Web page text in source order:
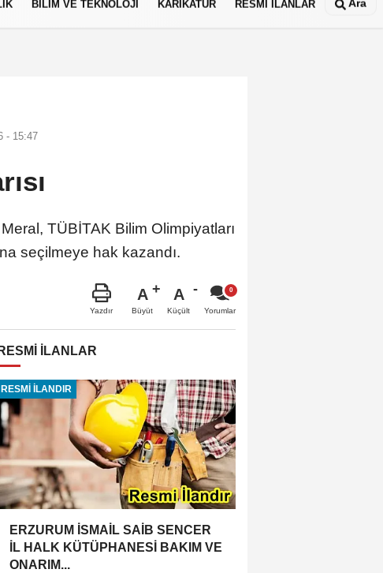
BİLİM VE TEKNOLOJİ KARİKATÜR RESMİ İLANLAR Ara
- 15:47
TÜBİTAK Bilim Olimpiyatları
seçilmeye hak kazandı.
Yazdır
A
Büyüt
A
Küçült Yorumlar
RESMİ İLANLAR
RESMİ İLANDIR
ERZURUM İSMAİL SAİB SENCER
İL HALK KÜTÜPHANESİ BAKIM VE
ONARIM...